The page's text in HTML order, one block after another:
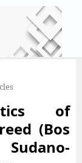
of
(Bos